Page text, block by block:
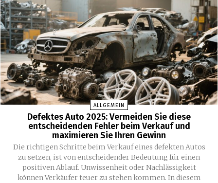
ALLGEMEIN
Defektes Auto 2025: Vermeiden Sie diese
entscheidenden Fehler beim Verkauf und
maximieren Sie Ihren Gewinn
Die richtigen Schritte beim Verkauf eines defekten Autos
zu setzen, ist von entscheidender Bedeutung für einen
positiven Ablauf. Unwissenheit oder Nachlässigkeit
können Verkäufer teuer zu stehen kommen. In diesem